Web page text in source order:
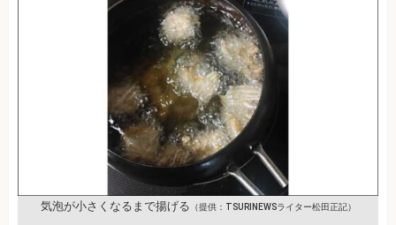
気泡が小さくなるまで揚げる （提供：TSURINEWSライター松田正記）